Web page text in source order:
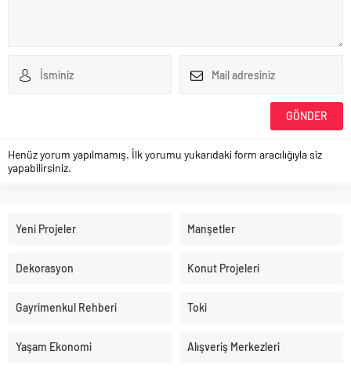
Henüz yorum yapılmamış. İlk yorumu yukarıdaki form aracılığıyla siz
yapabilirsiniz.
Yeni Projeler Manşetler
Dekorasyon Konut Projeleri
Gayrimenkul Rehberi Toki
Yaşam Ekonomi Alışveriş Merkezleri